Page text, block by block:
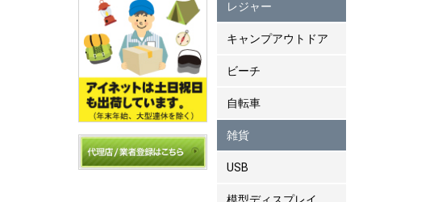
レジャー
キャンプアウトドア
ビーチ
自転車
雑貨
USB